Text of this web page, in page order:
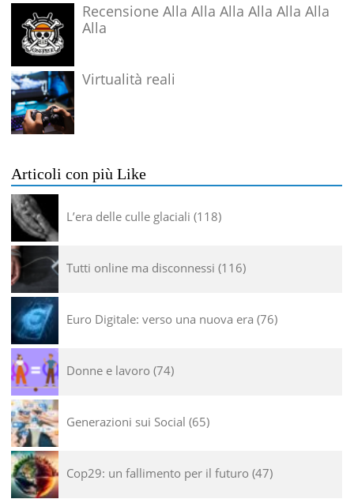
Recensione Alla Alla Alla Alla Alla Alla
Alla
Virtualità reali
Articoli con più Like
L’era delle culle glaciali 118
Tutti online ma disconnessi 116
Euro Digitale: verso una nuova era 76
Donne e lavoro 74
Generazioni sui Social 65
Cop29: un fallimento per il futuro 47